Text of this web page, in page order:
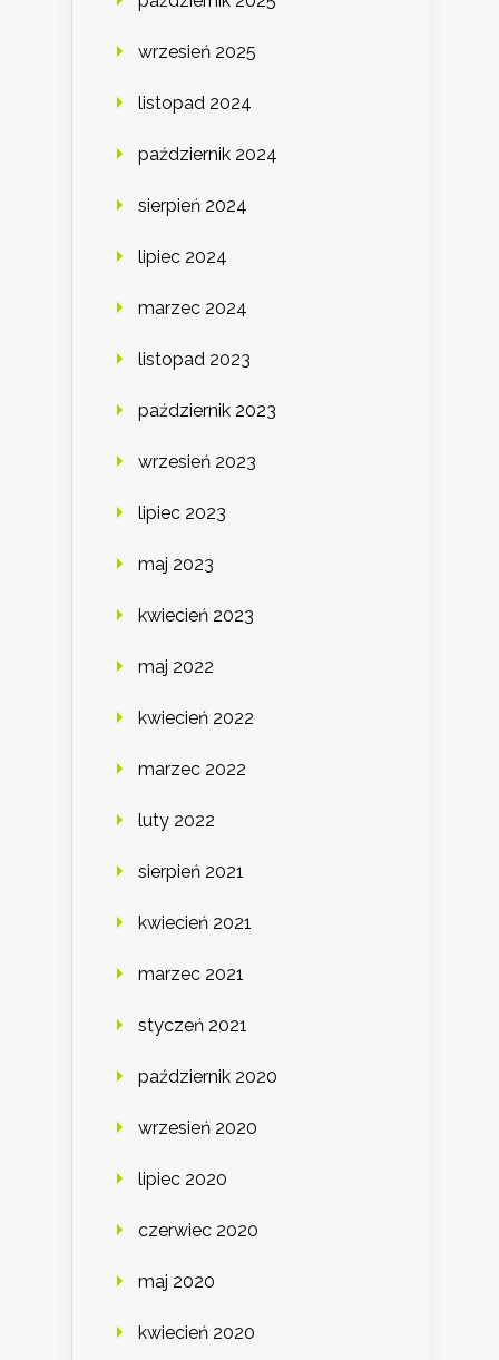
wrzesień 2025
listopad 2024
październik 2024
sierpień 2024
lipiec 2024
marzec 2024
listopad 2023
październik 2023
wrzesień 2023
lipiec 2023
maj 2023
kwiecień 2023
maj 2022
kwiecień 2022
marzec 2022
luty 2022
sierpień 2021
kwiecień 2021
marzec 2021
styczeń 2021
październik 2020
wrzesień 2020
lipiec 2020
czerwiec 2020
maj 2020
kwiecień 2020